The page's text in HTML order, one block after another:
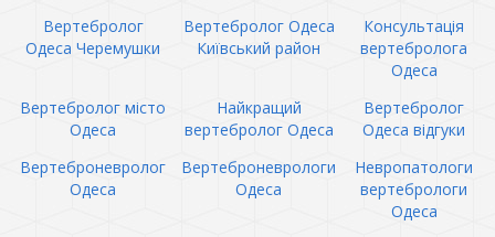
Вертебролог
Одеса Черемушки
Вертебролог Одеса
Київський район
Консультація
вертебролога
Одеса
Вертебролог місто
Одеса
Найкращий
вертебролог Одеса
Вертебролог
Одеса відгуки
Вертеброневролог
Одеса
Вертеброневрологи
Одеса
Невропатологи
вертебрологи
Одеса